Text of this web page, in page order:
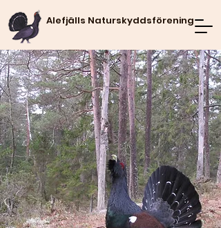
Alefjälls Naturskyddsförening